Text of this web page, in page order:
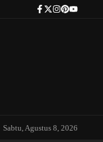
Tokoh Indonesia Pertama yang
Sabtu, Agustus 8, 2026